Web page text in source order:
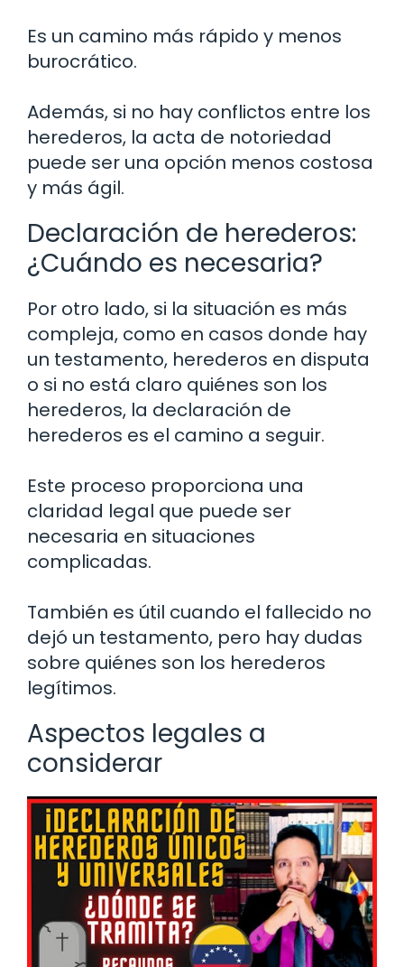
Es un camino más rápido y menos
burocrático.
Además, si no hay conflictos entre los
herederos, la acta de notoriedad
puede ser una opción menos costosa
y más ágil.
Declaración de herederos:
¿Cuándo es necesaria?
Por otro lado, si la situación es más
compleja, como en casos donde hay
un testamento, herederos en disputa
o si no está claro quiénes son los
herederos, la declaración de
herederos es el camino a seguir.
Este proceso proporciona una
claridad legal que puede ser
necesaria en situaciones
complicadas.
También es útil cuando el fallecido no
dejó un testamento, pero hay dudas
sobre quiénes son los herederos
legítimos.
Aspectos legales a
considerar